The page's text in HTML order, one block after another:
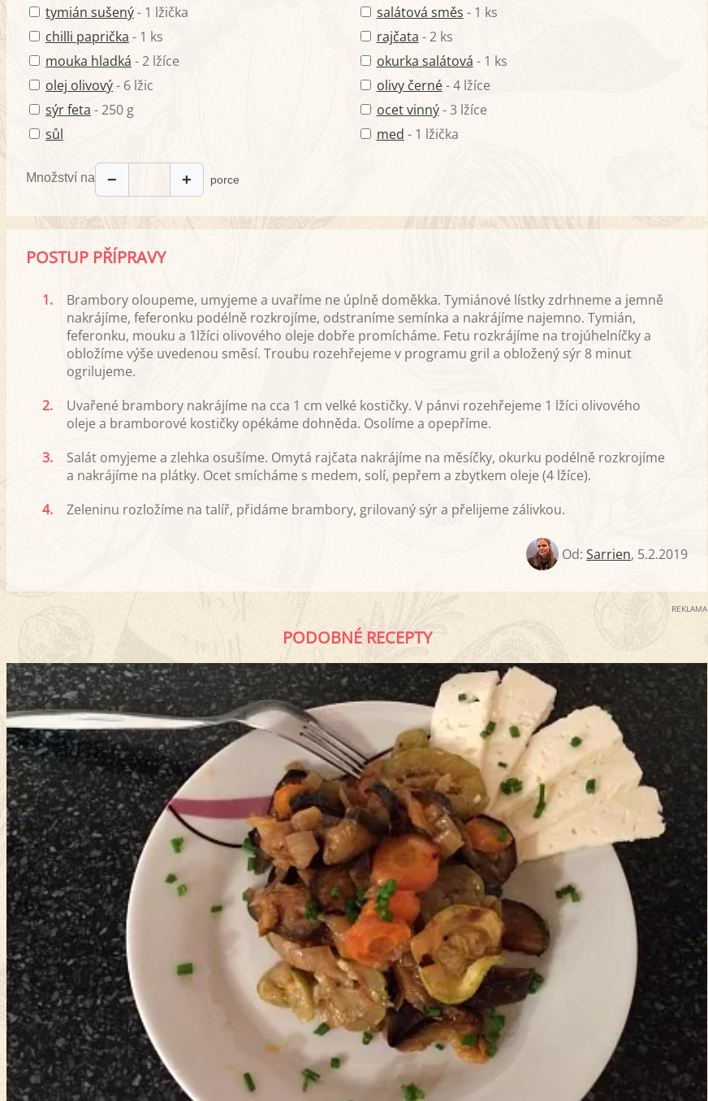
tymián sušený- 1 lžička
chilli paprička - 1 ks
mouka hladká - 2 lžíce
olej olivový- 6 lžic
sýr feta - 250 g
sůl
salátová směs - 1 ks
rajčata - 2 ks
okurka salátová - 1 ks
olivy černé- 4 lžíce
ocet vinný- 3 lžíce
med - 1 lžička
Množství na − + porce
POSTUP PŘÍPRAVY
1.
Brambory oloupeme, umyjeme a uvaříme ne úplně doměkka. Tymiánové lístky zdrhneme a jemně
nakrájíme, feferonku podélně rozkrojíme, odstraníme semínka a nakrájíme najemno. Tymián,
feferonku, mouku a 1lžíci olivového oleje dobře promícháme. Fetu rozkrájíme na trojúhelníčky a
obložíme výše uvedenou směsí. Troubu rozehřejeme v programu gril a obložený sýr 8 minut
ogrilujeme.
2.
Uvařené brambory nakrájíme na cca 1 cm velké kostičky. V pánvi rozehřejeme 1 lžíci olivového
oleje a bramborové kostičky opékáme dohněda. Osolíme a opepříme.
3.
Salát omyjeme a zlehka osušíme. Omytá rajčata nakrájíme na měsíčky, okurku podélně rozkrojíme
a nakrájíme na plátky. Ocet smícháme s medem, solí, pepřem a zbytkem oleje (4 lžíce).
4.
Zeleninu rozložíme na talíř, přidáme brambory, grilovaný sýr a přelijeme zálivkou.
Od:Sarrien, 5.2.2019
REKLAMA
PODOBNÉ RECEPTY